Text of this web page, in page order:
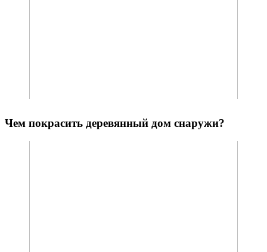
Чем покрасить деревянный дом снаружи?